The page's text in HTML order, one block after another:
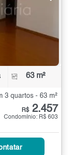
63 m²
3 quartos - 63 m²
R$ 2.457
Condomínio: R$ 603